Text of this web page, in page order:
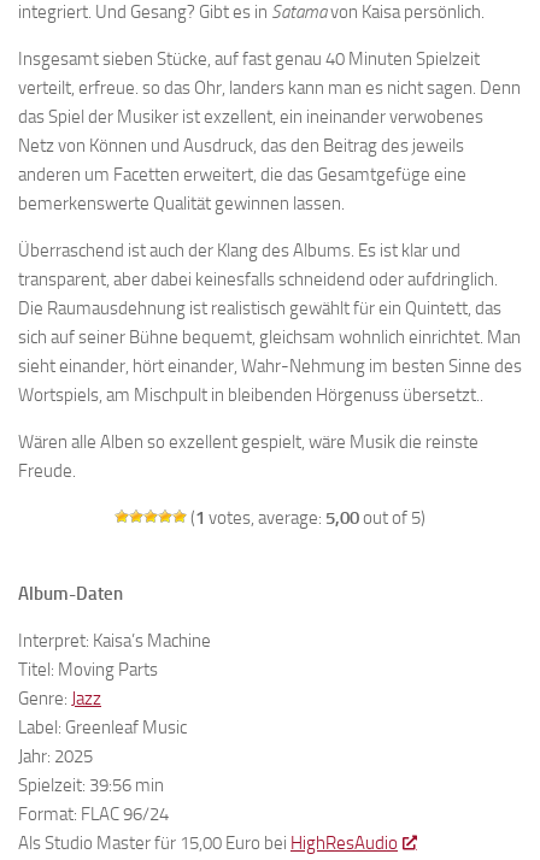
integriert. Und Gesang? Gibt es in Satamavon Kaisa persönlich.
Insgesamt sieben Stücke, auf fast genau 40 Minuten Spielzeit
verteilt, erfreue. so das Ohr, landers kann man es nicht sagen. Denn
das Spiel der Musiker ist exzellent, ein ineinander verwobenes
Netz von Können und Ausdruck, das den Beitrag des jeweils
anderen um Facetten erweitert, die das Gesamtgefüge eine
bemerkenswerte Qualität gewinnen lassen.
Überraschend ist auch der Klang des Albums. Es ist klar und
transparent, aber dabei keinesfalls schneidend oder aufdringlich.
Die Raumausdehnung ist realistisch gewählt für ein Quintett, das
sich auf seiner Bühne bequemt, gleichsam wohnlich einrichtet. Man
sieht einander, hört einander, Wahr-Nehmung im besten Sinne des
Wortspiels, am Mischpult in bleibenden Hörgenuss übersetzt..
Wären alle Alben so exzellent gespielt, wäre Musik die reinste
Freude.
(1 votes, average: 5,00out of 5)
Album-Daten
Interpret: Kaisa’s Machine
Titel: Moving Parts
Genre: Jazz
Label: Greenleaf Music
Jahr: 2025
Spielzeit: 39:56 min
Format: FLAC 96/24
Als Studio Master für 15,00 Euro bei HighResAudio